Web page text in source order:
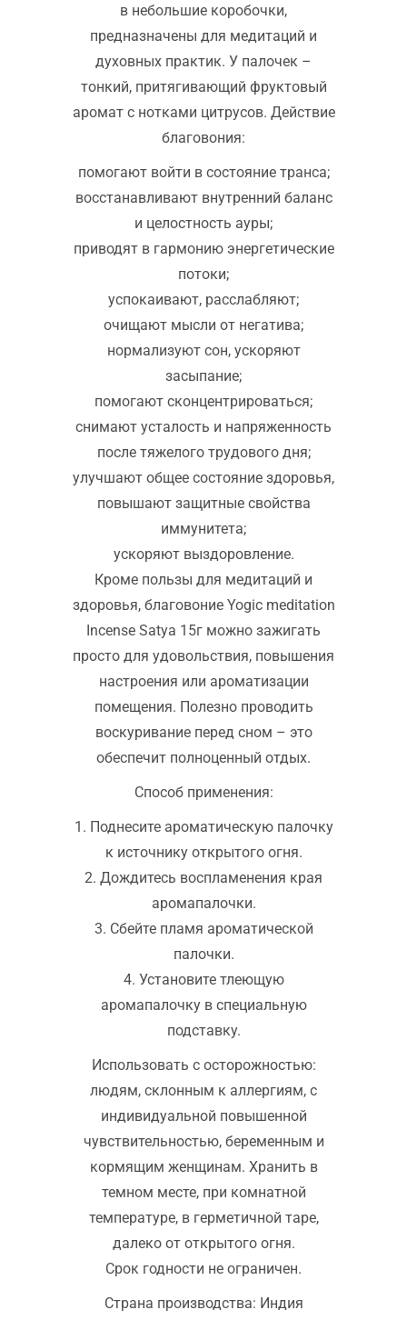
в небольшие коробочки,
предназначены для медитаций и
духовных практик. У палочек –
тонкий, притягивающий фруктовый
аромат с нотками цитрусов. Действие
благовония:
помогают войти в состояние транса;
восстанавливают внутренний баланс
и целостность ауры;
приводят в гармонию энергетические
потоки;
успокаивают, расслабляют;
очищают мысли от негатива;
нормализуют сон, ускоряют
засыпание;
помогают сконцентрироваться;
снимают усталость и напряженность
после тяжелого трудового дня;
улучшают общее состояние здоровья,
повышают защитные свойства
иммунитета;
ускоряют выздоровление.
Кроме пользы для медитаций и
здоровья, благовоние Yogic meditation
Incense Satya 15г можно зажигать
просто для удовольствия, повышения
настроения или ароматизации
помещения. Полезно проводить
воскуривание перед сном – это
обеспечит полноценный отдых.
Способ применения:
1. Поднесите ароматическую палочку
к источнику открытого огня.
2. Дождитесь воспламенения края
аромапалочки.
3. Сбейте пламя ароматической
палочки.
4. Установите тлеющую
аромапалочку в специальную
подставку.
Использовать с осторожностью:
людям, склонным к аллергиям, с
индивидуальной повышенной
чувствительностью, беременным и
кормящим женщинам. Хранить в
темном месте, при комнатной
температуре, в герметичной таре,
далеко от открытого огня.
Срок годности не ограничен.
Страна производства: Индия